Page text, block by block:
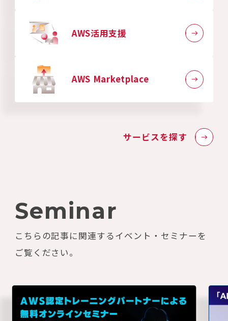
AWS活用支援
AWS Marketplace
サービスを探す
Seminar
こちらの記事に関連するイベント・セミナーを
ご覧ください。